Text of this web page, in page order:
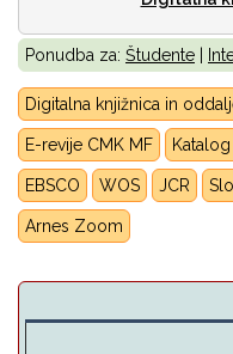
Ponudba za: Študente
Digitalna knjižnica in
E-revije CMK MF
EBSCO WOS JCR
Arnes Zoom